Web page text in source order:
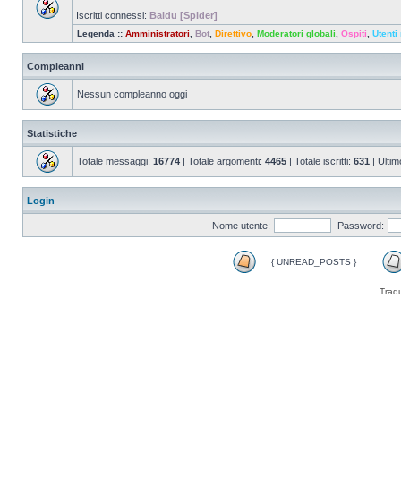
Iscritti connessi: Baidu [Spider]
Legenda :: Amministratori Bot Direttivo Moderatori globali Ospiti Utenti
Compleanni
Nessun compleanno oggi
Statistiche
Totale messaggi: 16774 | Totale argomenti: 4465 | Totale iscritti: 631 |
Login
Nome utente: Password:
{ UNREAD_POSTS }